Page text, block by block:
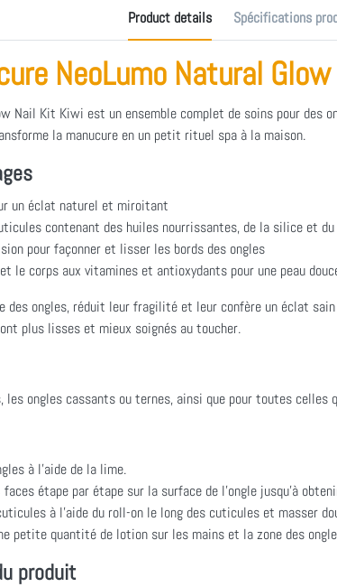
Product details Spécifications
NeoLumo Natural
Nail Kit Kiwi est un ensemble complet de soins pour
la manucure en un petit rituel spa à la maison.
un éclat naturel et miroitant
contenant des huiles nourrissantes, de la silice et
pour façonner et lisser les bords des ongles
le corps aux vitamines et antioxydants pour une peau
des ongles, réduit leur fragilité et leur confère un éclat
plus lisses et mieux soignés au toucher.
les ongles cassants ou ternes, ainsi que pour toutes
à l'aide de la lime.
étape par étape sur la surface de l'ongle jusqu'à
à l'aide du roll-on le long des cuticules et masser
petite quantité de lotion sur les mains et la zone des
produit